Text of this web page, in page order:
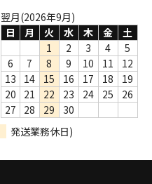
翌月(2026年9月)
日
月 火 水 木 金
土
1
2 3 4
5
6
7 8 9 10 11
12
13
14 15 16 17 18
19
20
21 22 23 24 25
26
27
28 29
30
発送業務休日)